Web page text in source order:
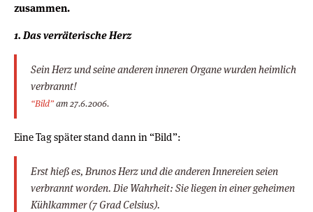
zusammen.
1. Das verräterische Herz
Sein Herz und seine anderen inneren Organe wurden heimlich
verbrannt!
“Bild”am 27.6.2006.
Eine Tag später stand dann in “Bild”:
Erst hieß es, Brunos Herz und die anderen Innereien seien
verbrannt worden. Die Wahrheit: Sie liegen in einer geheimen
Kühlkammer (7 Grad Celsius).